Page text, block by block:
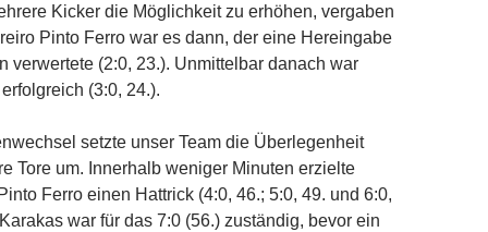
Kicker die Möglichkeit zu erhöhen, vergaben
Pinto Ferro war es dann, der eine Hereingabe
verwertete (2:0, 23.). Unmittelbar danach war
(3:0, 24.).
setzte unser Team die Überlegenheit
Tore um. Innerhalb weniger Minuten erzielte
Ferro einen Hattrick (4:0, 46.; 5:0, 49. und 6:0,
war für das 7:0 (56.) zuständig, bevor ein